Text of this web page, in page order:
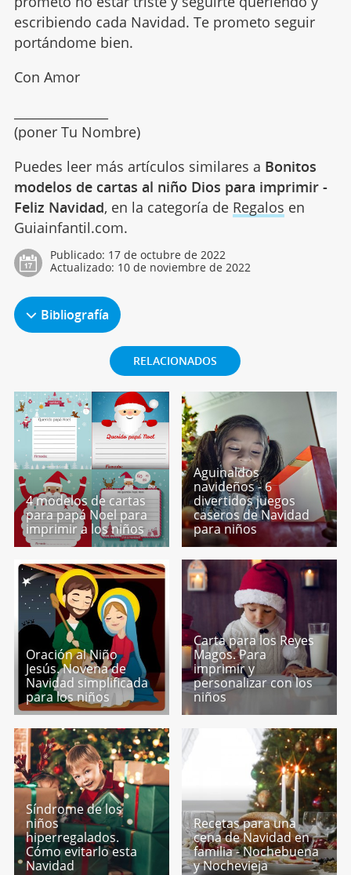
escribiendo cada Navidad. Te prometo seguir
portándome bien.
Con Amor
(poner Tu Nombre)
Puedes leer más artículos similares a Bonitos
modelos de cartas al niño Dios para imprimir -
Feliz Navidad, en la categoría de Regalos en
Guiainfantil.com.
Publicado: 17 de octubre de 2022
Actualizado: 10 de noviembre de 2022
Bibliografía
RELACIONADOS
4 modelos de cartas
para papá Noel para
imprimir a los niños
Aguinaldos
navideños - 6
divertidos juegos
caseros de Navidad
para niños
Oración al Niño
Jesús. Novena de
Navidad simplificada
para los niños
Carta para los Reyes
Magos. Para
imprimir y
personalizar con los
niños
Síndrome de los
niños
hiperregalados.
Cómo evitarlo esta
Navidad
Recetas para una
cena de Navidad en
familia - Nochebuena
y Nochevieja